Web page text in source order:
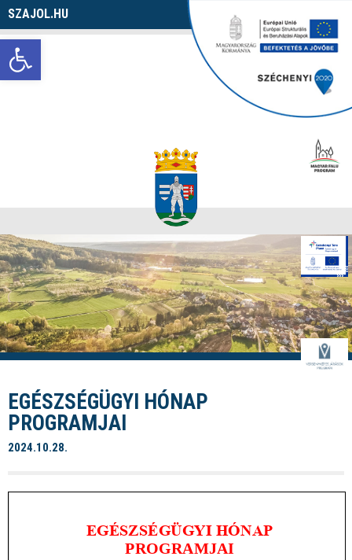
Eszköztár megnyitása
SZAJOL.HU
EGÉSZSÉGÜGYI HÓNAP
PROGRAMJAI
2024.10.28.